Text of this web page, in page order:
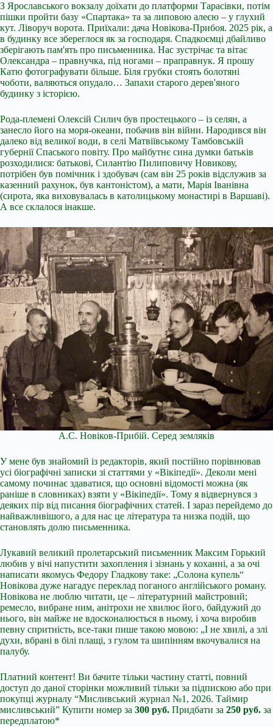
З Ярославського вокзалу доїхати до платформи Тарасівки, потім
пішки пройти базу «Спартака» та за липовою алеєю – у глухий
кут. Ліворуч ворота. Приїхали: дача Новікова-Прибоя. 2025 рік, а
в будинку все збереглося як за господаря. Спадкоємці дбайливо
зберігають пам'ять про письменника. Нас зустрічає та вітає
Олександра – правнучка, під ногами – праправнук. Я прошу
Катю фотографувати більше. Біля грубки стоять болотяні
чоботи, валяються опудало… Запахи старого дерев'яного
будинку з історією.
Рода-племені Олексій Силич був простецького – із селян, а
занесло його на моря-океани, побачив він війни. Народився він
далеко від великої води, в селі Матвіївському Тамбовській
губернії Спаського повіту. Про майбутнє сина думки батьків
розходилися: батькові, Силантію Пилиповичу Новикову,
потрібен був помічник і здобувач (сам він 25 років відслужив за
казенний рахунок, був кантоністом), а мати, Марія Іванівна
(сирота, яка виховувалась в католицькому монастирі в Варшаві).
А все склалося інакше.
А.С. Новіков-Прибій. Серед земляків
У мене був знайомий із редакторів, який постійно порівнював
усі біографічні записки зі статтями у «Вікіпедії». Деколи мені
самому починає здаватися, що основні відомості можна (як
раніше в словниках) взяти у «Вікіпедії». Тому я відвернувся з
деяких пір від писання біографічних статей. І зараз перейдемо до
найважливішого, а для нас це література та низка подій, що
становлять долю письменника.
Лукавий великий пролетарський письменник Максим Горький
любив у вічі напустити захоплення і зізнань у коханні, а за очі
написати якомусь Федору Гладкову таке: „Солона купель“
Новікова дуже нагадує переклад поганого англійського роману.
Новікова не люблю читати, це – літературний майстровий;
ремесло, вибране ним, анітрохи не хвилює його, байдужий до
нього, він майже не вдосконалюється в ньому, і хоча виробив
певну спритність, все-таки пише такою мовою: „І не хвилі, а злі
духи, вбрані в білі плащі, з гулом та шипінням вкочувалися на
палубу.
Платний контент! Ви бачите тільки частину статті, повний
доступ до даної сторінки можливий тільки за підпискою або при
покупці журналу “Мисливський журнал №1, 2026. Таймир
мисливський” Купити номер за 300 руб. Придбати за 250 руб. за
передплатою*